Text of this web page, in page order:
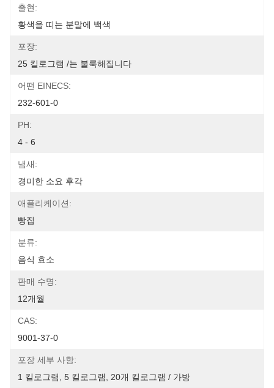
출현:
황색을 띠는 분말에 백색
포장:
25 킬로그램 /는 불룩해집니다
어떤 EINECS:
232-601-0
PH:
4 - 6
냄새:
경미한 소요 후각
애플리케이션:
빵집
분류:
음식 효소
판매 수명:
12개월
CAS:
9001-37-0
포장 세부 사항:
1 킬로그램, 5 킬로그램, 20개 킬로그램 / 가방